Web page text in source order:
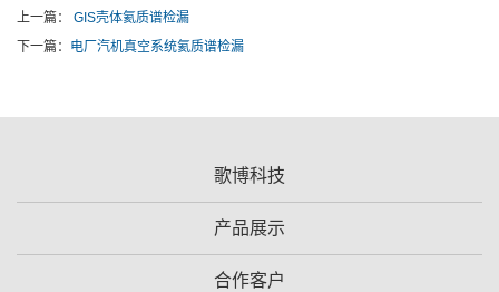
上一篇： GIS壳体氦质谱检漏
下一篇： 电厂汽机真空系统氦质谱检漏
歌博科技
产品展示
合作客户